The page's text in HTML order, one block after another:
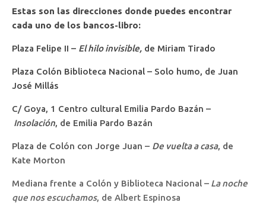
Estas son las direcciones donde puedes encontrar
cada uno de los bancos-libro:
Plaza Felipe II – El hilo invisible, de Miriam Tirado
Plaza Colón Biblioteca Nacional – Solo humo, de Juan
José Millás
C/ Goya, 1 Centro cultural Emilia Pardo Bazán –
Insolación, de Emilia Pardo Bazán
Plaza de Colón con Jorge Juan – De vuelta a casa, de
Kate Morton
Mediana frente a Colón y Biblioteca Nacional – La noche
que nos escuchamos, de Albert Espinosa